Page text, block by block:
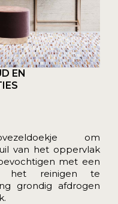
EN
om
van het oppervlak
met een
het reinigen te
grondig afdrogen